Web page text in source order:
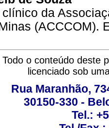
da
(ACCCOM).
Todo o conteúdo deste
licenciado sob
Rua Maranhão,
30150-330 -
Tel.: